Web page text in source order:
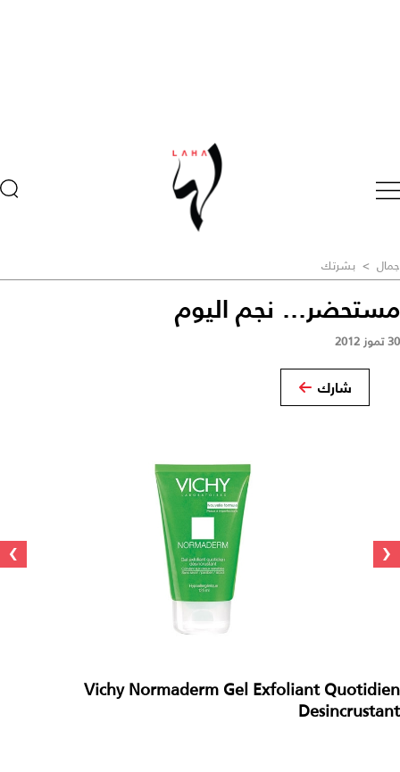
جمال > بشرتك
مستحضر... نجم اليوم
30 تموز 2012
شارك
‹
›
Vichy Normaderm Gel Exfoliant Quotidien
Desincrustant